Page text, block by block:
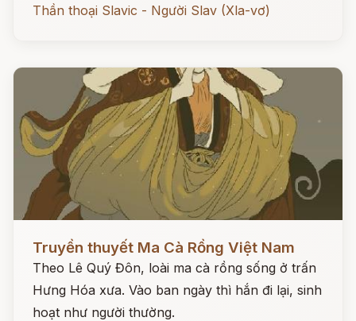
Thần thoại Slavic - Người Slav (Xla-vơ)
Đọc ngay
Truyền thuyết Ma Cà Rồng Việt Nam
Theo Lê Quý Đôn, loài ma cà rồng sống ở trấn
Hưng Hóa xưa. Vào ban ngày thì hắn đi lại, sinh
hoạt như người thường.